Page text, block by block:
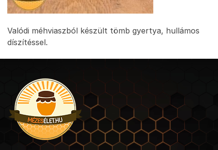
Valódi méhviaszból készült tömb gyertya, hullámos
díszítéssel.